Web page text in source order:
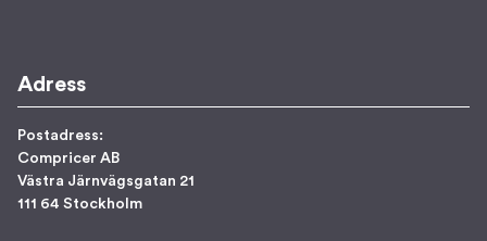
Adress
Postadress:
Compricer AB
Västra Järnvägsgatan 21
111 64 Stockholm